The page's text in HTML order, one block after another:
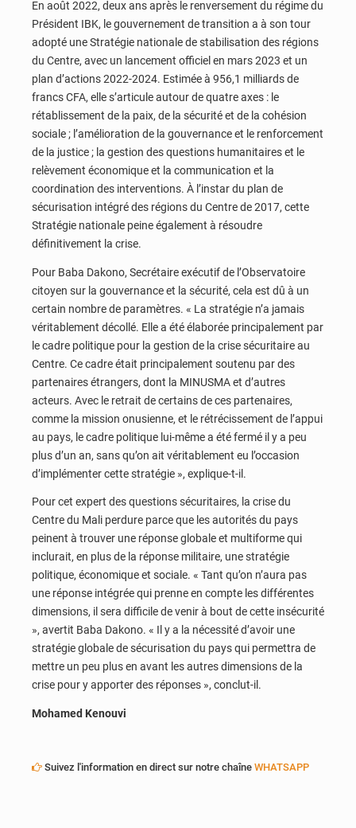
En août 2022, deux ans après le renversement du régime du
Président IBK, le gouvernement de transition a à son tour
adopté une Stratégie nationale de stabilisation des régions
du Centre, avec un lancement officiel en mars 2023 et un
plan d’actions 2022-2024. Estimée à 956,1 milliards de
francs CFA, elle s’articule autour de quatre axes : le
rétablissement de la paix, de la sécurité et de la cohésion
sociale ; l’amélioration de la gouvernance et le renforcement
de la justice ; la gestion des questions humanitaires et le
relèvement économique et la communication et la
coordination des interventions. À l’instar du plan de
sécurisation intégré des régions du Centre de 2017, cette
Stratégie nationale peine également à résoudre
définitivement la crise.
Pour Baba Dakono, Secrétaire exécutif de l’Observatoire
citoyen sur la gouvernance et la sécurité, cela est dû à un
certain nombre de paramètres. « La stratégie n’a jamais
véritablement décollé. Elle a été élaborée principalement par
le cadre politique pour la gestion de la crise sécuritaire au
Centre. Ce cadre était principalement soutenu par des
partenaires étrangers, dont la MINUSMA et d’autres
acteurs. Avec le retrait de certains de ces partenaires,
comme la mission onusienne, et le rétrécissement de l’appui
au pays, le cadre politique lui-même a été fermé il y a peu
plus d’un an, sans qu’on ait véritablement eu l’occasion
d’implémenter cette stratégie », explique-t-il.
Pour cet expert des questions sécuritaires, la crise du
Centre du Mali perdure parce que les autorités du pays
peinent à trouver une réponse globale et multiforme qui
inclurait, en plus de la réponse militaire, une stratégie
politique, économique et sociale. « Tant qu’on n’aura pas
une réponse intégrée qui prenne en compte les différentes
dimensions, il sera difficile de venir à bout de cette insécurité
», avertit Baba Dakono. « Il y a la nécessité d’avoir une
stratégie globale de sécurisation du pays qui permettra de
mettre un peu plus en avant les autres dimensions de la
crise pour y apporter des réponses », conclut-il.
Mohamed Kenouvi
Suivez l'information en direct sur notre chaîne WHATSAPP